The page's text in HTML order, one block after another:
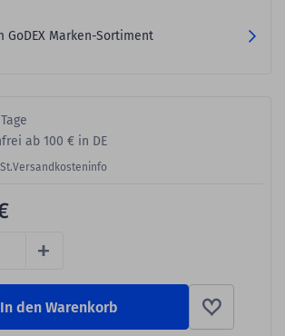
GoDEX Marken-Sortiment
ab 100 € in DE
Versandkosteninfo
+
In den Warenkorb